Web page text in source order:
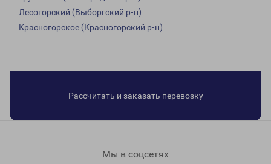
Лесогорский (Выборгский р-н)
Красногорское (Красногорский р-н)
Рассчитать и заказать перевозку
Мы в соцсетях